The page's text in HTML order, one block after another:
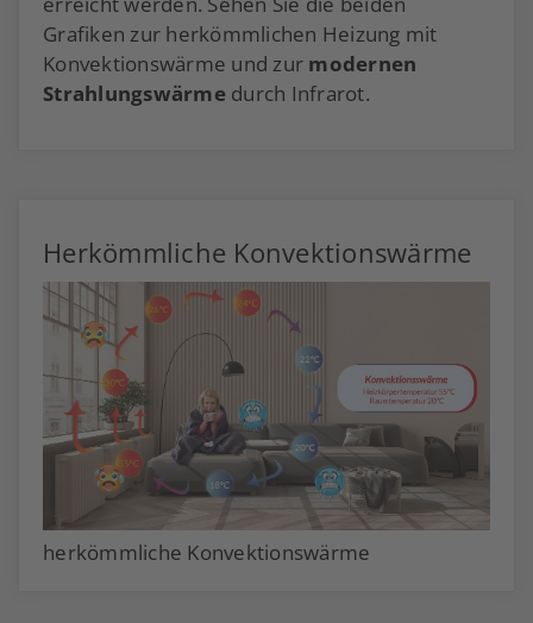
Grafiken zur herkömmlichen Heizung mit
Konvektionswärme und zur modernen
Strahlungswärmedurch Infrarot.
Herkömmliche Konvektionswärme
herkömmliche Konvektionswärme